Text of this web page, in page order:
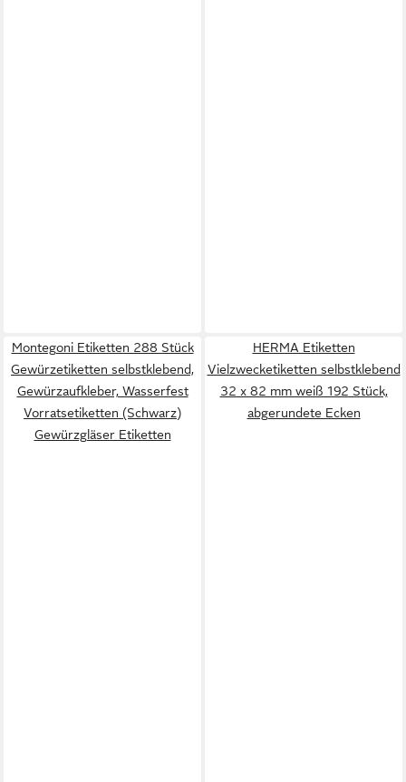
Montegoni Etiketten 288 Stück
Gewürzetiketten selbstklebend,
Gewürzaufkleber, Wasserfest
Vorratsetiketten (Schwarz)
Gewürzgläser Etiketten
HERMA Etiketten
Vielzwecketiketten selbstklebend
32 x 82 mm weiß 192 Stück,
abgerundete Ecken